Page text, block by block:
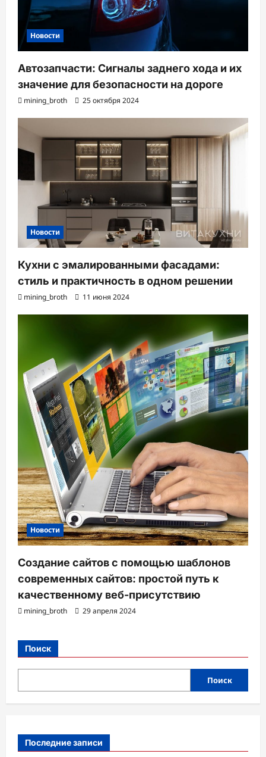
Новости
Автозапчасти: Сигналы заднего хода и их
значение для безопасности на дороге
mining_broth 25 октября 2024
Новости
Кухни с эмалированными фасадами:
стиль и практичность в одном решении
mining_broth 11 июня 2024
Новости
Создание сайтов с помощью шаблонов
современных сайтов: простой путь к
качественному веб-присутствию
mining_broth 29 апреля 2024
Поиск
Поиск
Последние записи